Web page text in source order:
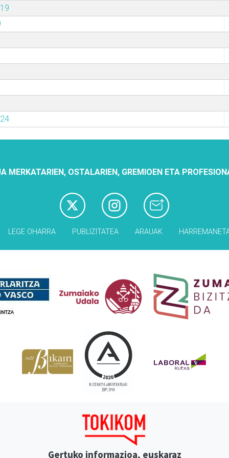
MERKATARIEN, OSTALARIEN, GREMIOEN ETA
LEGE OHARRA PUBLIZITATEA ARAUAK
Gertuko informazioa, euskaraz